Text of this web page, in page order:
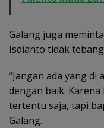
Galang juga
Isdianto tidak
“Jangan ada yang
dengan baik.
tertentu saja, tapi
Galang.